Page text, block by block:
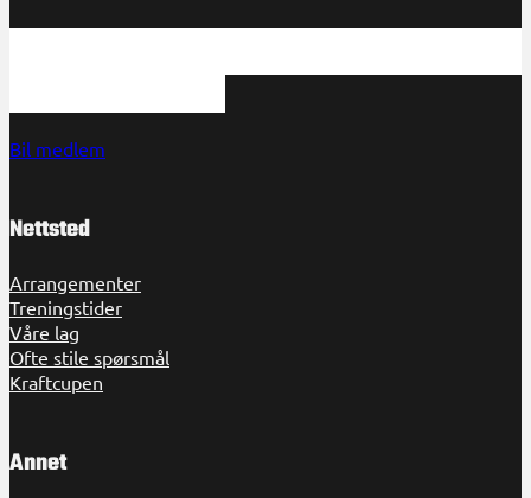
Bil medlem
Nettsted
Arrangementer
Treningstider
Våre lag
Ofte stile spørsmål
Kraftcupen
Annet